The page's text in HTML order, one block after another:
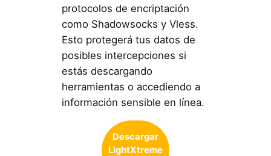
protocolos de encriptación
como Shadowsocks y Vless.
Esto protegerá tus datos de
posibles intercepciones si
estás descargando
herramientas o accediendo a
información sensible en línea.
Descargar
LightXtreme